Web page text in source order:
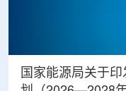
国家能源局关于